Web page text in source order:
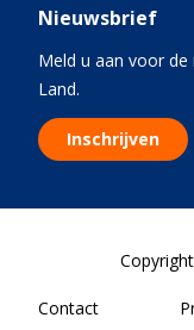
Nieuwsbrief
Meld u aan voor
Land.
Inschrijven
Contact